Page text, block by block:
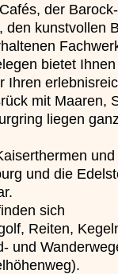
der
den kunstvollen
bietet
Ihren
mit Maaren,
liegen
und die
sich
Reiten,
und
Erfahrungen mit
»»»